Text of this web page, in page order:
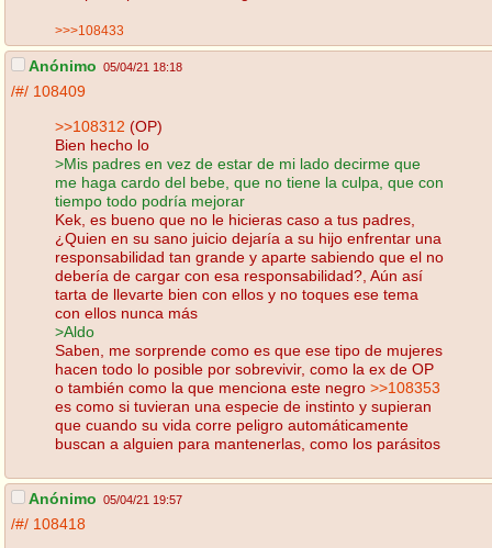
>>>108433
Anónimo 05/04/21 18:18
/#/ 108409
>>108312 (OP)
Bien hecho lo
>Mis padres en vez de estar de mi lado decirme que
me haga cardo del bebe, que no tiene la culpa, que con
tiempo todo podría mejorar
Kek, es bueno que no le hicieras caso a tus padres,
¿Quien en su sano juicio dejaría a su hijo enfrentar una
responsabilidad tan grande y aparte sabiendo que el no
debería de cargar con esa responsabilidad?, Aún así
tarta de llevarte bien con ellos y no toques ese tema
con ellos nunca más
>Aldo
Saben, me sorprende como es que ese tipo de mujeres
hacen todo lo posible por sobrevivir, como la ex de OP
o también como la que menciona este negro >>108353
es como si tuvieran una especie de instinto y supieran
que cuando su vida corre peligro automáticamente
buscan a alguien para mantenerlas, como los parásitos
Anónimo 05/04/21 19:57
/#/ 108418